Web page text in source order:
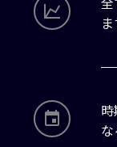
ま
な